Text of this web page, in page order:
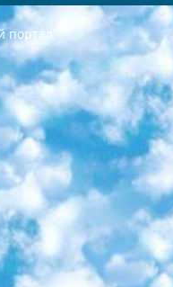
портал
необходимо приобрести на основании стандартов итоговый (выпускной) контроль для 9 и 11 классов в целях тестирования Экзамены (далее – экзамены) состоят из предметов, перечисленных в приложении 1. будет сделано. 7. Экзамены пройдут с 26 мая по 15 июня 2024 г. (кроме науки физического воспитания). 8. Физическая для учащихся 9 классов общесредних образовательных учреждений. Экзамены по предмету «Образование, квалификация медицина» 1-6 мая 2024 года. сотрудники перевести под присмотр (с отклонениями в физическом или умственном развитии) специализированная школа для детей, школы-интернаты и со сколиозом школы-интернаты санаторного типа для больных детей исключены). 9. Он был слепым, слабовидящим и имел нарушения опорно-двигательного аппарата. экзамены в специализированных школах и интернатах для детей должны проводиться исходя из требований, предъявляемых к общеобразовательным учреждениям (физкультура кроме науки). 10. Специализированная школа для глухих и слабослышащих детей. и экзамены в интернатах и быть реализован в виде письменного теста по математике. 11. Специальность для умственно отсталых детей. Для 9 класса Родной язык и литературное письмо Государственный язык (язык обучения – узбекский). для неклассов) написано Математическое письмо Письменная/устная история Узбекистана Физическое воспитание практично Итоговый контроль Для 11 класса Написание родного языка и литературы (эссе) Математическое письмо Узбекский язык (обучение на узбекском языке) не посещающее общее среднее образование для учреждений)/Образовательное учреждение выбор письменный и устный Иностранный язык письменный/устный Письменная/устная история Узбекистана *По выбору студента:  Химия  Физика  Основы государственного права  География 10 бесплатных образовательных ресурсов - Мы составили подборку онлайн-проектов с интерактивными упражнениями, видеолекциями и статьями. Они помогут вам обрести новые и освежить старые знания бесплатно. 1. «ИНТУИТ» Старейшая образовательная площадка Рунета. Здесь вы найдёте сотни текстовых и видеокурсов на десятки различных тем — от программирования до психологии. Многие курсы подготовлены российскими университетами и крупными международными компаниями вроде Intel и Microsoft. Самостоятельное обучение бесплатное, но желающие могут оплатить услуги персональных наставников. 2. «Смартия» знакомит с актуальными профессиями и подсказывает, как им обучаться. Выбрав заинтересовавшую вас специальность — SMM-специалист, фотограф, веб-дизайнер или другую, — увидите список необходимых для неё умений. Чтобы вы могли освоить их самостоятельно, для каждого умения площадка отображает подборку ссылок на учебные материалы. Хотя «Смартия» ориентируется на русскоязычную аудиторию, часть контента всё же доступна только на английском. 3. «Лекторий Физтеха» Проект Московского физико-технического института (Физтеха). С его помощью вы можете смотреть онлайн серии лекций, записанные на видео в этом вузе. В числе доступных предметов — физика, биология, химия, информационные технологии и другие. К некоторым лекциям администрация ресурса прилагает готовые конспекты, которые можно скачивать в PDF-формате. 4. ITMOcourses Онлайн-площадка Санкт-Петербургского национального исследовательского университета информационных технологий, механики и оптики (ИТМО). Ресурс предоставляет свободный доступ к курсам, разработанным в этом вузе. Каталог материалов разбит на четыре категории: «Оптические системы и технологии», «Приборостроение и робототехника», «Информационные технологии» и «Биотехнологии». Курсы состоят из видеолекций, интерактивных демонстраций и заданий. 5. «КиберЛенинка» Электронная научная библиотека открытого доступа. Каталог площадки регулярно обрастает текстами статей из различных научных изданий. Сгруппированные по журналам и рубрикам публикации можно читать онлайн или скачивать целиком в PDF-формате. Проект нацелен на популяризацию науки за счёт открытого доступа к качественной информации. 6. «ПостНаука» На этом ресурсе публикуют подборки видеолекций, составленные экспертами из разных отраслей и объединённые общими темами. Среди них, к примеру, есть серии «Биоинформатика и геномика», «Культура средневековой Скандинавии» и Cinema Studies о теории кино. Каждая подборка лекций — логически связанная история, рассказанная экспертом от первого лица. Кроме того, на сайте появляются научно-образовательные статьи и тесты на разные темы. 7. «Newочём» Команда проекта «Newочём» отбирает самые интересные тексты из англоязычных СМИ и переводит те из них, за которые голосуют участники сообщества «ВКонтакте». По большей части это научно-популярные статьи. Редакторы придумывают лишь заголовки, в остальном содержание переводов соответствует оригиналам. Полные тексты можно читать прямо в социальной сети. 8. InternetUrok Онлайн-база материалов по основным дисциплинам школьной программы. Информация на сайте структурирована по классам, предметам и темам (урокам). Каждый урок состоит из видеолекций и конспектов. Есть также интерактивные тренажёры и тесты для закрепления пройденного материала. Даже если вы давно окончили школу, возможность повторить программу старших классов всегда может пригодиться. 9. Edutainme Ещё один ресурс об образовании. В отличие от Newtonew, как мне кажется, Edutainme больше ориентируется на представителей индустрии: педагогов, предпринимателей, разработчиков образовательных проектов. Но и любой, кто просто стремится к саморазвитию, найдёт на сайте много полезного и интересного для себя. Например, информацию о новых курсах и образовательных сервисах. 10. Newtonew Онлайн-медиа об образовании и обучении в широком смысле. Авторы Newtonew пишут об инструментах, заведениях, тактиках и стратегиях, которые помогают учить других и получать новые знания самостоятельно. На этой площадке вы найдёте новости, обзоры, аналитические мат